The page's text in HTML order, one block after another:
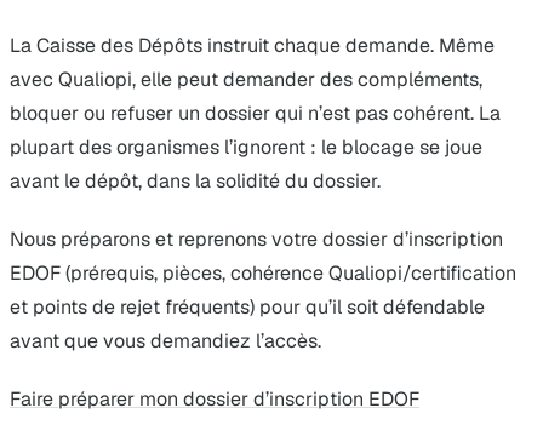
La Caisse des Dépôts instruit chaque demande. Même
avec Qualiopi, elle peut demander des compléments,
bloquer ou refuser un dossier qui n’est pas cohérent. La
plupart des organismes l’ignorent : le blocage se joue
avant le dépôt, dans la solidité du dossier.
Nous préparons et reprenons votre dossier d’inscription
EDOF (prérequis, pièces, cohérence Qualiopi/certification
et points de rejet fréquents) pour qu’il soit défendable
avant que vous demandiez l’accès.
Faire préparer mon dossier d’inscription EDOF